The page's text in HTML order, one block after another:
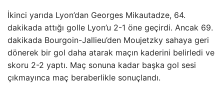
İkinci yarıda Lyon’dan Georges Mikautadze, 64.
dakikada attığı golle Lyon’u 2-1 öne geçirdi. Ancak 69.
dakikada Bourgoin-Jallieu’den Moujetzky sahaya geri
dönerek bir gol daha atarak maçın kaderini belirledi ve
skoru 2-2 yaptı. Maç sonuna kadar başka gol sesi
çıkmayınca maç beraberlikle sonuçlandı.